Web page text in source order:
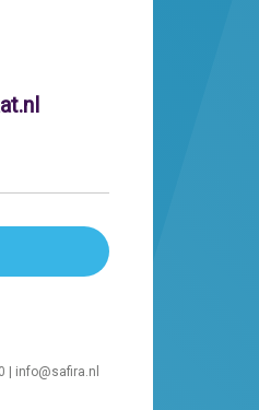
| info@safira.nl